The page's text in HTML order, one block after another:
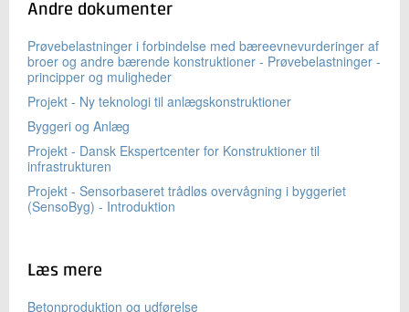
Andre dokumenter
Prøvebelastninger i forbindelse med bæreevnevurderinger af
broer og andre bærende konstruktioner - Prøvebelastninger -
principper og muligheder
Projekt - Ny teknologi til anlægskonstruktioner
Byggeri og Anlæg
Projekt - Dansk Ekspertcenter for Konstruktioner til
infrastrukturen
Projekt - Sensorbaseret trådløs overvågning i byggeriet
(SensoByg) - Introduktion
Læs mere
Betonproduktion og udførelse